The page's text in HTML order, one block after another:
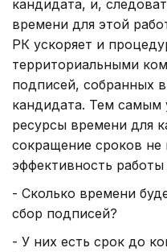
кандидата, и,
времени для этой
РК ускоряет и
территориальными
подписей, собранных
кандидата. Тем самым
ресурсы времени для
сокращение сроков не
эффективность
- Сколько времени
сбор подписей?
- У них есть срок до